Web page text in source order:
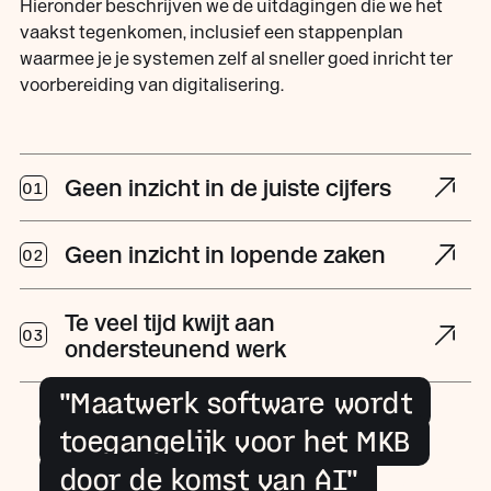
Hieronder beschrijven we de uitdagingen die we het
vaakst tegenkomen, inclusief een stappenplan
waarmee je je systemen zelf al sneller goed inricht ter
voorbereiding van digitalisering.
01 Geen inzicht in de juiste cijfers
00:00/01:03
02 Geen inzicht in lopende zaken
03
Te veel tijd kwijt aan
ondersteunend werk
"Maatwerk software wordt
toegangelijk voor het MKB
door de komst van AI"